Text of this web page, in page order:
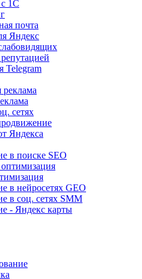
1С
почта
Яндекс
Telegram
реклама
сетях
Яндекса
в поиске SEO
в нейросетях GEO
в соц. сетях SMM
- Яндекс карты